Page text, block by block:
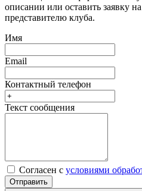
описании или оставить заявку
представителю клуба.
Имя
Email
Контактный телефон
Текст сообщения
Согласен с условиями
Отправить